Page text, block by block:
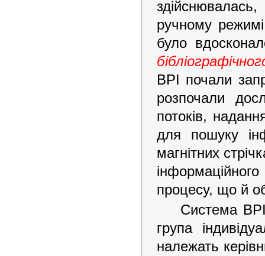
ручному
було
ВРІ почали
розпочали
потоків,
для пошуку
магнітних
процесу, що й
Система
група
належать